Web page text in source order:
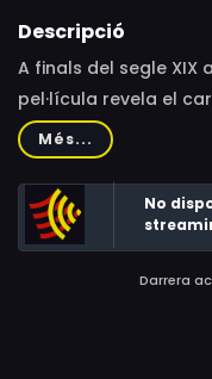
Descripció
A finals del segle XIX
pel·lícula revela el
cinta conté un
costums de l’època.
Més...
No
Darrera